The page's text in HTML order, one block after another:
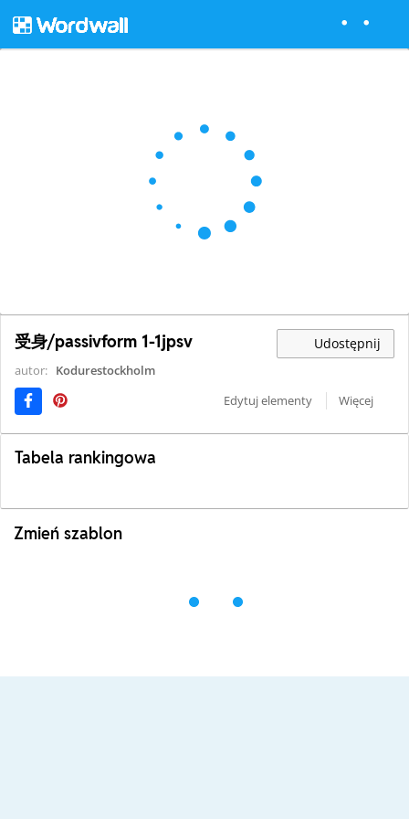
受身/passivform 1-1jpsv Udostępnij
autor: Kodurestockholm
Edytuj elementy
Więcej
Tabela rankingowa
Zmień szablon